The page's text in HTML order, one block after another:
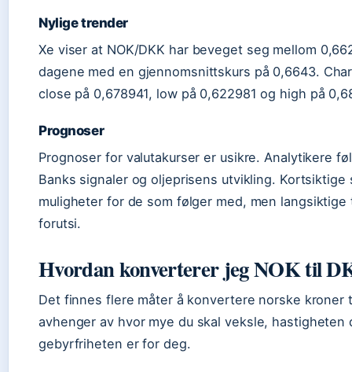
Nylige trender
Xe viser at NOK/DKK har beveget seg mellom
dagene med en gjennomsnittskurs på 0,6643.
close på 0,678941, low på 0,622981 og high på
Prognoser
Prognoser for valutakurser er usikre. Analytikere
Banks signaler og oljeprisens utvikling. Kortsiktige
muligheter for de som følger med, men
forutsi.
Hvordan konverterer jeg NOK til
Det finnes flere måter å konvertere norske kroner
avhenger av hvor mye du skal veksle,
gebyrfriheten er for deg.